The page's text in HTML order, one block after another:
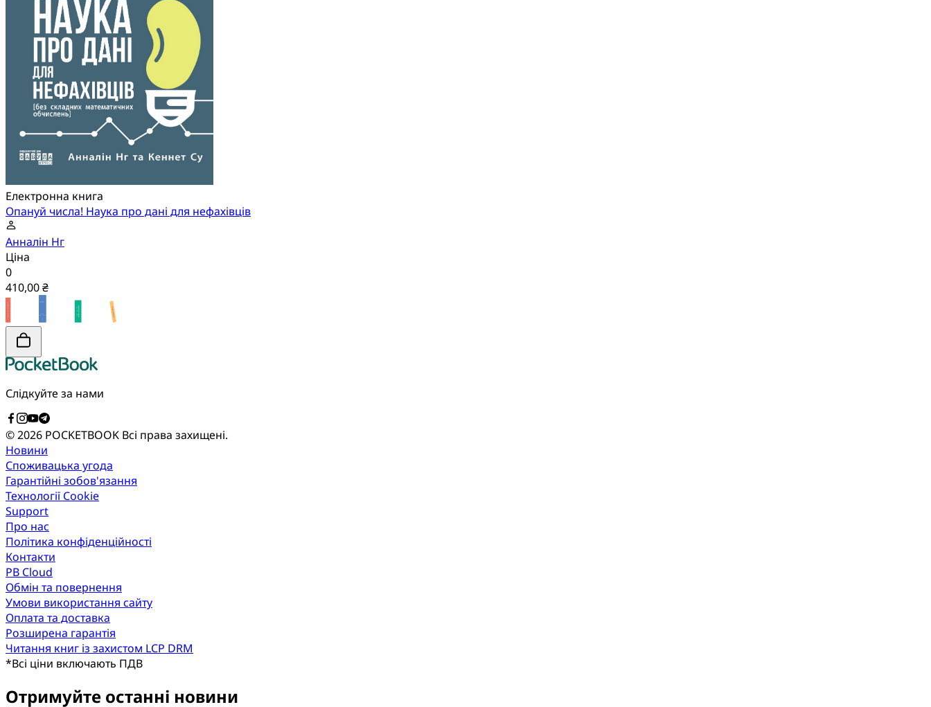
Електронна книга
Опануй числа! Наука про дані для нефахівців
Анналін Нг
Ціна
0
410,00 ₴
Слідкуйте за нами
© 2026 POCKETBOOK Всі права захищені.
Новини
Споживацька угода
Гарантійні зобов'язання
Технології Cookie
Support
Про нас
Політика конфіденційності
Контакти
PB Cloud
Обмін та повернення
Умови використання сайту
Оплата та доставка
Розширена гарантія
Читання книг із захистом LCP DRM
*Всі ціни включають ПДВ
Отримуйте останні новини